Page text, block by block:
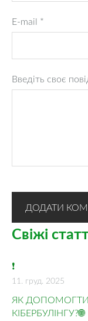
Свіжі
❗
11. груд. 2025
ЯК ДОПОМОГТИ
КІБЕРБУЛІНГУ?🌐
E-mail *
Введіть своє